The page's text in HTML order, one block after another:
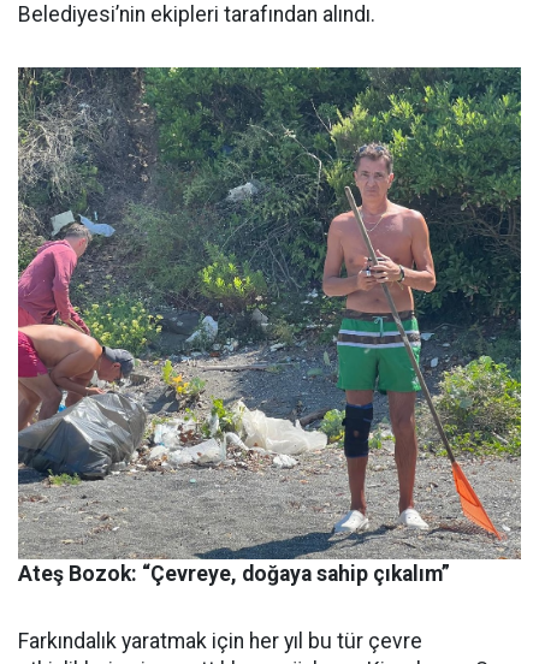
Belediyesi’nin ekipleri tarafından alındı.
Ateş Bozok: “Çevreye, doğaya sahip çıkalım”
Farkındalık yaratmak için her yıl bu tür çevre